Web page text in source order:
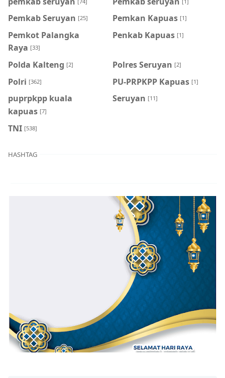
Pemkab Seruyan [25] Pemkan Kapuas [1]
Pemkot Palangka
Raya [33]
Penkab Kapuas [1]
Polda Kalteng [2] Polres Seruyan [2]
Polri [362] PU-PRPKPP Kapuas [1]
puprpkpp kuala
kapuas [7]
Seruyan [11]
TNI [538]
HASHTAG